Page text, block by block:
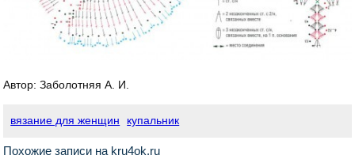
Автор: Заболотняя А. И.
вязание для женщин купальник
Похожие записи на kru4ok.ru